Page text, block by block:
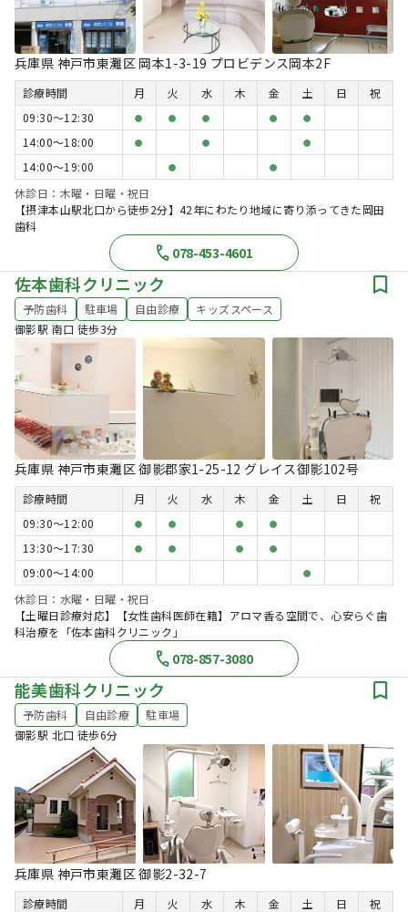
兵庫県 神戸市東灘区 岡本1-3-19 プロビデンス岡本2F
診療時間 月 火 水 木 金 土 日
祝
09:30〜12:30
● ● ● ● ●
14:00〜18:00 ● ● ●
14:00〜19:00 ● ●
休診日：木曜・日曜・祝日
【摂津本山駅北口から徒歩2分】42年にわたり地域に寄り添ってきた岡田
歯科
078-453-4601
佐本歯科クリニック
予防歯科 駐車場 自由診療
キッズスペース
御影駅 南口 徒歩3分
兵庫県 神戸市東灘区 御影郡家1-25-12 グレイス御影102号
診療時間 月 火 水 木 金 土 日
祝
09:30〜12:00
● ● ● ●
13:30〜17:30 ● ● ● ●
09:00〜14:00 ●
休診日：水曜・日曜・祝日
【土曜日診療対応】【女性歯科医師在籍】アロマ香る空間で、心安らぐ歯
科治療を「佐本歯科クリニック」
078-857-3080
能美歯科クリニック
予防歯科 自由診療
駐車場
御影駅 北口 徒歩6分
兵庫県 神戸市東灘区 御影2-32-7
診療時間 月 火 水 木 金 土 日
祝